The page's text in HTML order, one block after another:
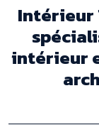
Intérieur
intérieur